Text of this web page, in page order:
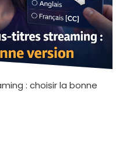
: choisir la bonne